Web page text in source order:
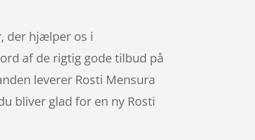
der hjælper os i
af de rigtig gode tilbud på
leverer Rosti Mensura
bliver glad for en ny Rosti